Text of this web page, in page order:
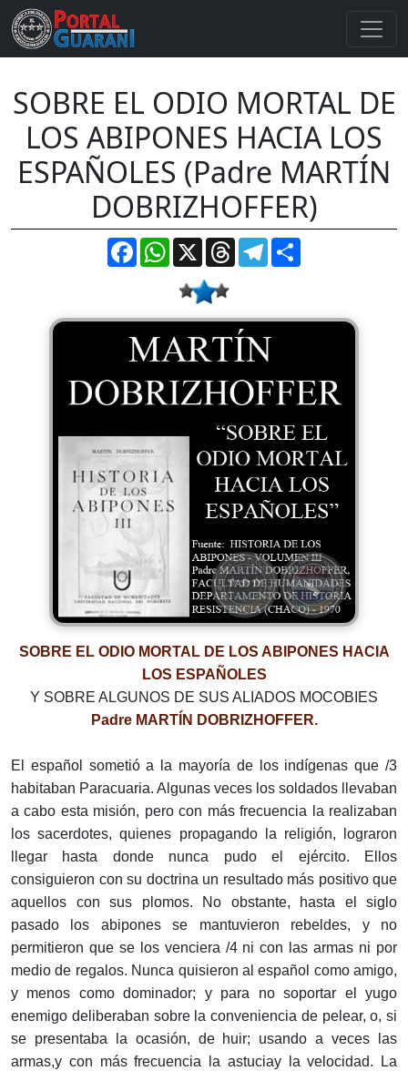
SOBRE EL ODIO MORTAL DE
LOS ABIPONES HACIA LOS
ESPAÑOLES (Padre MARTÍN
DOBRIZHOFFER)
FacebookWhatsApp
X ThreadsTelegram
SOBRE EL ODIO MORTAL DE LOS ABIPONES HACIA
LOS ESPAÑOLES
Y SOBRE ALGUNOS DE SUS ALIADOS MOCOBIES
Padre MARTÍN DOBRIZHOFFER.
El español sometió a la mayoría de los indígenas que /3
habitaban Paracuaria. Algunas veces los soldados llevaban
a cabo esta misión, pero con más frecuencia la realizaban
los sacerdotes, quienes propagando la religión, lograron
llegar hasta donde nunca pudo el ejército. Ellos
consiguieron con su doctrina un resultado más positivo que
aquellos con sus plomos. No obstante, hasta el siglo
pasado los abipones se mantuvieron rebeldes, y no
permitieron que se los venciera /4 ni con las armas ni por
medio de regalos. Nunca quisieron al español como amigo,
y menos como dominador; y para no soportar el yugo
enemigo deliberaban sobre la conveniencia de pelear, o, si
se presentaba la ocasión, de huir; usando a veces las
armas,y con más frecuencia la astuciay la velocidad. La